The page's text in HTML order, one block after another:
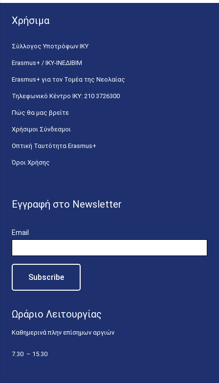
Χρήσιμα
Σύλλογος Υποτρόφων ΙΚΥ
Erasmus+ / ΙΚΥ-ΙΝΕΔΙΒΙΜ
Erasmus+ για τον Τομέα της Νεολαίας
Τηλεφωνικό Κέντρο IKY: 210 3726300
Πώς θα μας βρείτε
Χρήσιμοι Σύνδεσμοι
Οπτική Ταυτότητα Erasmus+
Όροι Χρήσης
Εγγραφή στο Newsletter
Email
Ωράριο Λειτουργίας
Καθημερινά πλην επίσημων αργιών
7.30 – 15.30